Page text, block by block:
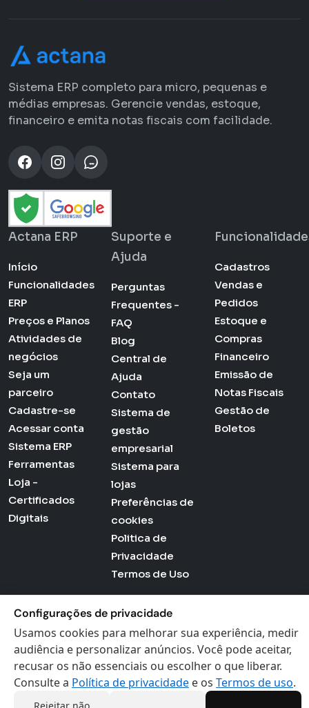
Sistema ERP completo para micro, pequenas e
médias empresas. Gerencie vendas, estoque,
financeiro e emita notas fiscais com facilidade.
Actana ERP
Início
Funcionalidades
ERP
Preços e Planos
Atividades de
negócios
Seja um
parceiro
Cadastre-se
Acessar conta
Sistema ERP
Ferramentas
Loja -
Certificados
Digitais
Suporte e
Ajuda
Perguntas
Frequentes -
FAQ
Blog
Central de
Ajuda
Contato
Sistema de
gestão
empresarial
Sistema para
lojas
Preferências de
cookies
Politica de
Privacidade
Termos de Uso
Cadastros
Vendas e
Pedidos
Estoque e
Compras
Financeiro
Emissão de
Notas Fiscais
Gestão de
Boletos
Actana © 2026 - Todos os direitos reservados
Configurações de privacidade
Usamos cookies para melhorar sua experiência, medir
audiência e personalizar anúncios. Você pode aceitar,
recusar os não essenciais ou escolher o que liberar.
Consulte a Política de privacidade e os Termos de uso.